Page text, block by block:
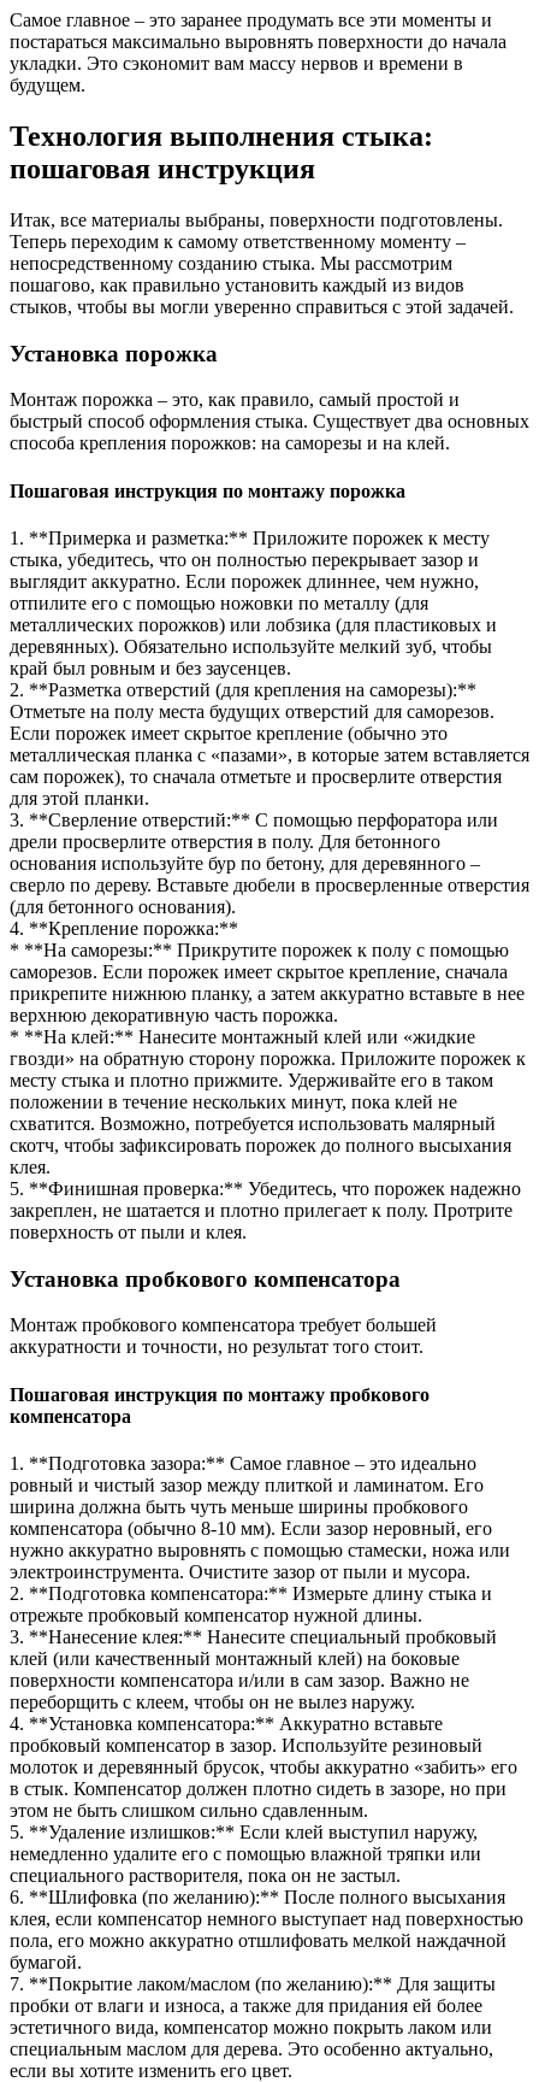
Самое главное – это заранее продумать все эти моменты и
постараться максимально выровнять поверхности до начала
укладки. Это сэкономит вам массу нервов и времени в
будущем.
Технология выполнения стыка:
пошаговая инструкция
Итак, все материалы выбраны, поверхности подготовлены.
Теперь переходим к самому ответственному моменту –
непосредственному созданию стыка. Мы рассмотрим
пошагово, как правильно установить каждый из видов
стыков, чтобы вы могли уверенно справиться с этой задачей.
Установка порожка
Монтаж порожка – это, как правило, самый простой и
быстрый способ оформления стыка. Существует два основных
способа крепления порожков: на саморезы и на клей.
Пошаговая инструкция по монтажу порожка
1. **Примерка и разметка:** Приложите порожек к месту
стыка, убедитесь, что он полностью перекрывает зазор и
выглядит аккуратно. Если порожек длиннее, чем нужно,
отпилите его с помощью ножовки по металлу (для
металлических порожков) или лобзика (для пластиковых и
деревянных). Обязательно используйте мелкий зуб, чтобы
край был ровным и без заусенцев.
2. **Разметка отверстий (для крепления на саморезы):**
Отметьте на полу места будущих отверстий для саморезов.
Если порожек имеет скрытое крепление (обычно это
металлическая планка с «пазами», в которые затем вставляется
сам порожек), то сначала отметьте и просверлите отверстия
для этой планки.
3. **Сверление отверстий:** С помощью перфоратора или
дрели просверлите отверстия в полу. Для бетонного
основания используйте бур по бетону, для деревянного –
сверло по дереву. Вставьте дюбели в просверленные отверстия
(для бетонного основания).
4. **Крепление порожка:**
* **На саморезы:** Прикрутите порожек к полу с помощью
саморезов. Если порожек имеет скрытое крепление, сначала
прикрепите нижнюю планку, а затем аккуратно вставьте в нее
верхнюю декоративную часть порожка.
* **На клей:** Нанесите монтажный клей или «жидкие
гвозди» на обратную сторону порожка. Приложите порожек к
месту стыка и плотно прижмите. Удерживайте его в таком
положении в течение нескольких минут, пока клей не
схватится. Возможно, потребуется использовать малярный
скотч, чтобы зафиксировать порожек до полного высыхания
клея.
5. **Финишная проверка:** Убедитесь, что порожек надежно
закреплен, не шатается и плотно прилегает к полу. Протрите
поверхность от пыли и клея.
Установка пробкового компенсатора
Монтаж пробкового компенсатора требует большей
аккуратности и точности, но результат того стоит.
Пошаговая инструкция по монтажу пробкового
компенсатора
1. **Подготовка зазора:** Самое главное – это идеально
ровный и чистый зазор между плиткой и ламинатом. Его
ширина должна быть чуть меньше ширины пробкового
компенсатора (обычно 8-10 мм). Если зазор неровный, его
нужно аккуратно выровнять с помощью стамески, ножа или
электроинструмента. Очистите зазор от пыли и мусора.
2. **Подготовка компенсатора:** Измерьте длину стыка и
отрежьте пробковый компенсатор нужной длины.
3. **Нанесение клея:** Нанесите специальный пробковый
клей (или качественный монтажный клей) на боковые
поверхности компенсатора и/или в сам зазор. Важно не
переборщить с клеем, чтобы он не вылез наружу.
4. **Установка компенсатора:** Аккуратно вставьте
пробковый компенсатор в зазор. Используйте резиновый
молоток и деревянный брусок, чтобы аккуратно «забить» его
в стык. Компенсатор должен плотно сидеть в зазоре, но при
этом не быть слишком сильно сдавленным.
5. **Удаление излишков:** Если клей выступил наружу,
немедленно удалите его с помощью влажной тряпки или
специального растворителя, пока он не застыл.
6. **Шлифовка (по желанию):** После полного высыхания
клея, если компенсатор немного выступает над поверхностью
пола, его можно аккуратно отшлифовать мелкой наждачной
бумагой.
7. **Покрытие лаком/маслом (по желанию):** Для защиты
пробки от влаги и износа, а также для придания ей более
эстетичного вида, компенсатор можно покрыть лаком или
специальным маслом для дерева. Это особенно актуально,
если вы хотите изменить его цвет.